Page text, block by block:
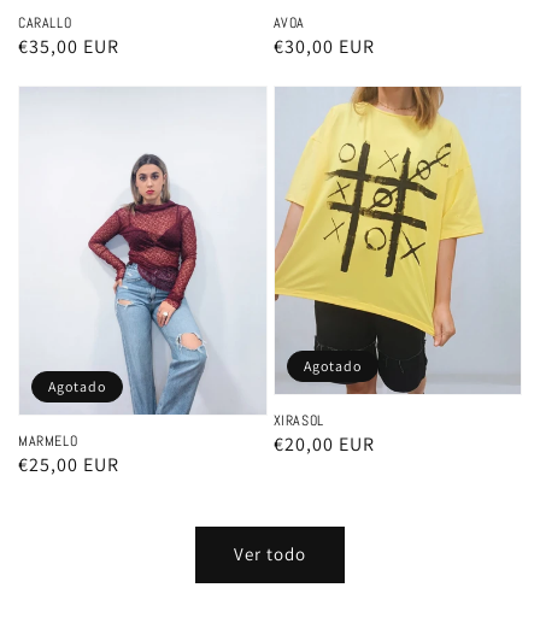
CARALLO
Precio
€35,00 EUR
AVOA
Precio
€30,00 EUR
MARMELO
Precio
€25,00 EUR
Agotado
XIRASOL
Precio
€20,00 EUR
Agotado
Ver todo